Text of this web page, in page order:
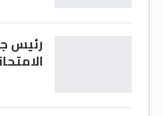
* المصدر: “ايتوس
رئيس